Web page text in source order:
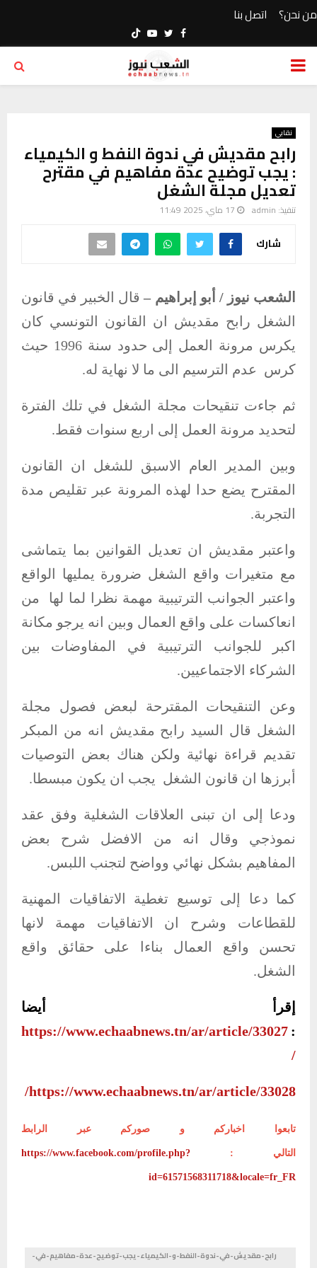
من نحن؟ اتصل بنا
Facebook
Twitter
Youtube
PRIMARY
نقابي
رابح مقديش في ندوة النفط و الكيمياء
: يجب توضيح عدة مفاهيم في مقترح
تعديل مجلة الشغل
تنفيذ: admin 17 ماي، 2025 11:49
شارك
الشعب نيوز / أبو إبراهيم – قال الخبير في قانون
الشغل رابح مقديش ان القانون التونسي كان
يكرس مرونة العمل إلى حدود سنة 1996 حيث
كرس عدم الترسيم الى ما لا نهاية له.
ثم جاءت تنقيحات مجلة الشغل في تلك الفترة
لتحديد مرونة العمل إلى اربع سنوات فقط.
وبين المدير العام الاسبق للشغل ان القانون
المقترح يضع حدا لهذه المرونة عبر تقليص مدة
التجربة.
واعتبر مقديش ان تعديل القوانين بما يتماشى
مع متغيرات واقع الشغل ضرورة يمليها الواقع
واعتبر الجوانب الترتيبية مهمة نظرا لما لها من
انعاكسات على واقع العمال وبين انه يرجو مكانة
اكبر للجوانب الترتيبية في المفاوضات بين
الشركاء الاجتماعيين.
وعن التنقيحات المقترحة لبعض فصول مجلة
الشغل قال السيد رابح مقديش انه من المبكر
تقديم قراءة نهائية ولكن هناك بعض التوصيات
أبرزها ان قانون الشغل يجب ان يكون مبسطا.
ودعا إلى ان تبنى العلاقات الشغلية وفق عقد
نموذجي وقال انه من الافضل شرح بعض
المفاهيم بشكل نهائي وواضح لتجنب اللبس.
كما دعا إلى توسيع تغطية الاتفاقيات المهنية
للقطاعات وشرح ان الاتفاقيات مهمة لانها
تحسن واقع العمال بناءا على حقائق واقع
الشغل.
إقرأ أيضا
:
https://www.echaabnews.tn/ar/article/33027
/
https://www.echaabnews.tn/ar/article/33028/
تابعوا اخباركم و صوركم عبر الرابط
التالي : https://www.facebook.com/profile.php?
id=61571568311718&locale=fr_FR
رابح-مقديش-في-ندوة-النفط-و-الكيمياء-يجب-توضيح-عدة-مفاهيم-في-